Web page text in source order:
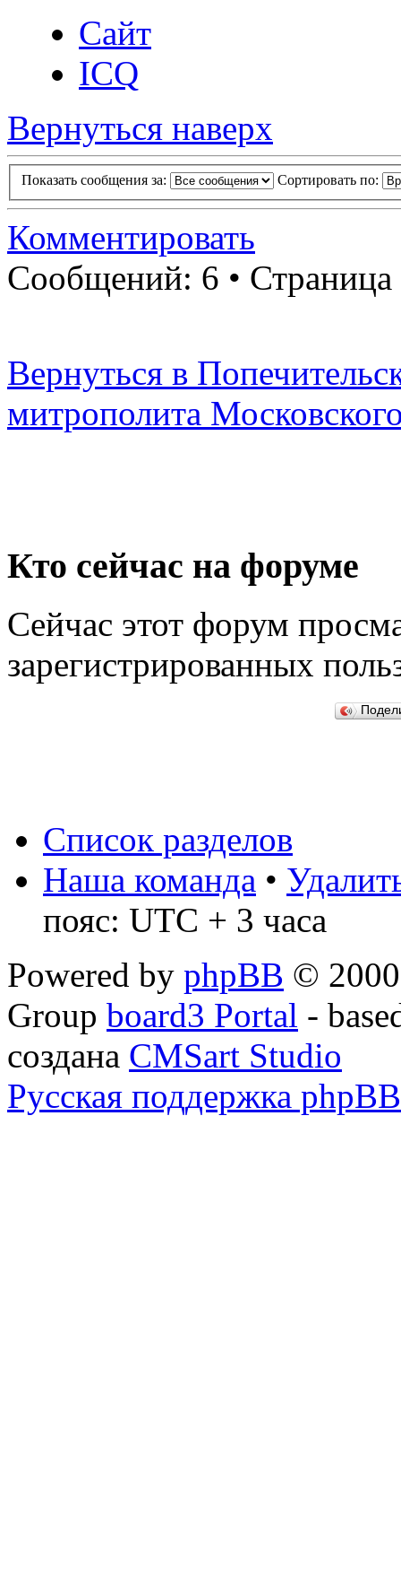
Сайт
ICQ
Вернуться наверх
Показать сообщения за: Сортировать по:
Комментировать
Сообщений: 6 • Страница
Вернуться в
митрополита
Кто сейчас на форуме
Сейчас этот форум
зарегистрированных
Список разделов
Наша команда •
пояс: UTC + 3 часа
Powered by phpBB ©
Group board3 Portal -
создана CMSart Studio
Русская поддержка phpBB